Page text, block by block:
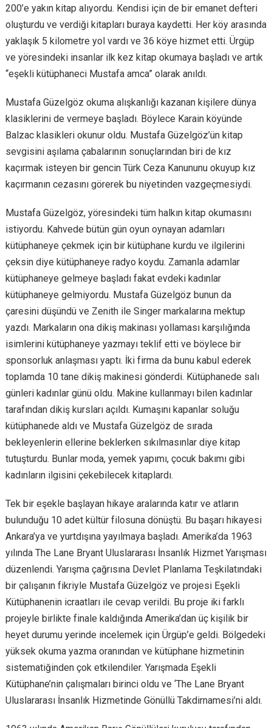
200’e yakın kitap alıyordu. Kendisi için de bir emanet defteri
oluşturdu ve verdiği kitapları buraya kaydetti. Her köy arasında
yaklaşık 5 kilometre yol vardı ve 36 köye hizmet etti. Ürgüp
ve yöresindeki insanlar ilk kez kitap okumaya başladı ve artık
“eşekli kütüphaneci Mustafa amca” olarak anıldı.
Mustafa Güzelgöz okuma alışkanlığı kazanan kişilere dünya
klasiklerini de vermeye başladı. Böylece Karain köyünde
Balzac klasikleri okunur oldu. Mustafa Güzelgöz’ün kitap
sevgisini aşılama çabalarının sonuçlarından biri de kız
kaçırmak isteyen bir gencin Türk Ceza Kanununu okuyup kız
kaçırmanın cezasını görerek bu niyetinden vazgeçmesiydi.
Mustafa Güzelgöz, yöresindeki tüm halkın kitap okumasını
istiyordu. Kahvede bütün gün oyun oynayan adamları
kütüphaneye çekmek için bir kütüphane kurdu ve ilgilerini
çeksin diye kütüphaneye radyo koydu. Zamanla adamlar
kütüphaneye gelmeye başladı fakat evdeki kadınlar
kütüphaneye gelmiyordu. Mustafa Güzelgöz bunun da
çaresini düşündü ve Zenith ile Singer markalarına mektup
yazdı. Markaların ona dikiş makinası yollaması karşılığında
isimlerini kütüphaneye yazmayı teklif etti ve böylece bir
sponsorluk anlaşması yaptı. İki firma da bunu kabul ederek
toplamda 10 tane dikiş makinesi gönderdi. Kütüphanede salı
günleri kadınlar günü oldu. Makine kullanmayı bilen kadınlar
tarafından dikiş kursları açıldı. Kumaşını kapanlar soluğu
kütüphanede aldı ve Mustafa Güzelgöz de sırada
bekleyenlerin ellerine beklerken sıkılmasınlar diye kitap
tutuşturdu. Bunlar moda, yemek yapımı, çocuk bakımı gibi
kadınların ilgisini çekebilecek kitaplardı.
Tek bir eşekle başlayan hikaye aralarında katır ve atların
bulunduğu 10 adet kültür filosuna dönüştü. Bu başarı hikayesi
Ankara’ya ve yurtdışına yayılmaya başladı. Amerika’da 1963
yılında The Lane Bryant Uluslararası İnsanlık Hizmet Yarışması
düzenlendi. Yarışma çağrısına Devlet Planlama Teşkilatındaki
bir çalışanın fikriyle Mustafa Güzelgöz ve projesi Eşekli
Kütüphanenin icraatları ile cevap verildi. Bu proje iki farklı
projeyle birlikte finale kaldığında Amerika’dan üç kişilik bir
heyet durumu yerinde incelemek için Ürgüp’e geldi. Bölgedeki
yüksek okuma yazma oranından ve kütüphane hizmetinin
sistematiğinden çok etkilendiler. Yarışmada Eşekli
Kütüphane’nin çalışmaları birinci oldu ve ‘The Lane Bryant
Uluslararası İnsanlık Hizmetinde Gönüllü Takdirnamesi’ni aldı.